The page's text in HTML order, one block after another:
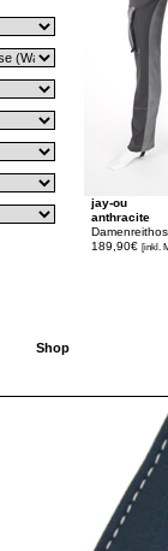
jay-ou
anthracite
189,90€ [inkl.
Shop